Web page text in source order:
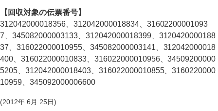
【回収対象の伝票番号】
312042000018356、312042000018834、31602200001093
7、345082000003133、312042000018399、3120420000188
37、316022000010955、345082000003141、312042000018
400、316022000010833、316022000010956、34509200000
5205、312042000018403、316022000010855、3160220000
10959、345092000006600
(2012年 6月 25日)